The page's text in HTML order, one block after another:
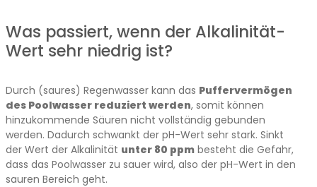
Was passiert, wenn der Alkalinität-
Wert sehr niedrig ist?
Durch (saures) Regenwasser kann das Puffervermögen
des Poolwasser reduziert werden, somit können
hinzukommende Säuren nicht vollständig gebunden
werden. Dadurch schwankt der pH-Wert sehr stark. Sinkt
der Wert der Alkalinität unter 80 ppmbesteht die Gefahr,
dass das Poolwasser zu sauer wird, also der pH-Wert in den
sauren Bereich geht.